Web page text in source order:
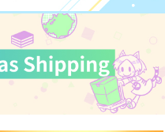
夢喰い獏と、夜明けの
アイボリー
いつかの朔日
990円
カート